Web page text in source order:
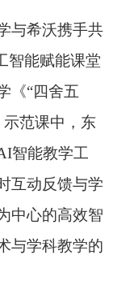
与希沃携手共
智能赋能课堂
《“四舍五
示范课中，东
智能教学工
互动反馈与学
中心的高效智
与学科教学的